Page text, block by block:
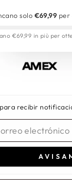
solo €69,99 per
€69,99 in più per
para recibir